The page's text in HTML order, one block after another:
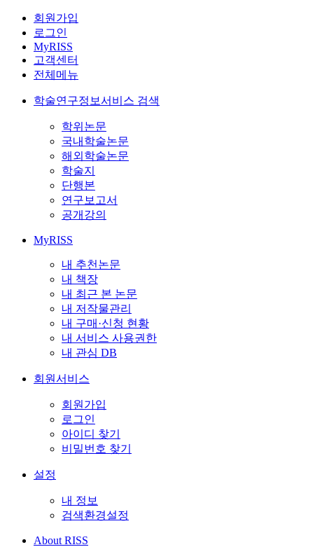
회원가입
로그인
MyRISS
고객센터
전체메뉴
학술연구정보서비스 검색
학위논문
국내학술논문
해외학술논문
학술지
단행본
연구보고서
공개강의
MyRISS
내 추천논문
내 책장
내 최근 본 논문
내 저작물관리
내 구매·신청 현황
내 서비스 사용권한
내 관심 DB
회원서비스
회원가입
로그인
아이디 찾기
비밀번호 찾기
설정
내 정보
검색환경설정
About RISS